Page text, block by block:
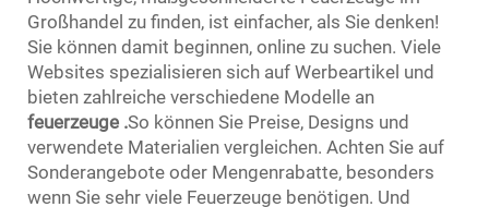
Großhandel zu finden, ist einfacher, als Sie denken!
Sie können damit beginnen, online zu suchen. Viele
Websites spezialisieren sich auf Werbeartikel und
bieten zahlreiche verschiedene Modelle an
feuerzeuge .So können Sie Preise, Designs und
verwendete Materialien vergleichen. Achten Sie auf
Sonderangebote oder Mengenrabatte, besonders
wenn Sie sehr viele Feuerzeuge benötigen. Und